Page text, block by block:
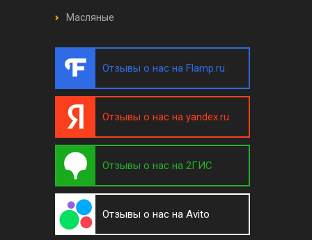
Масляные
Отзывы о нас на Flamp.ru
Отзывы о нас на yandex.ru
Отзывы о нас на 2ГИС
Отзывы о нас на Avito